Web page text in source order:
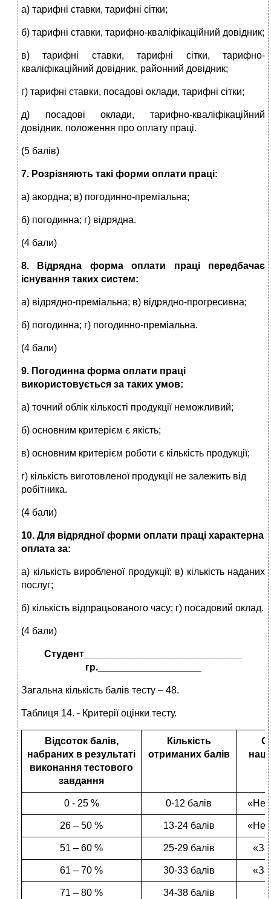
а) тарифні ставки, тарифні сітки;
б) тарифні ставки, тарифно-кваліфікаційний довідник;
в) тарифні ставки, тарифні сітки, тарифно-
кваліфікаційний довідник, районний довідник;
г) тарифні ставки, посадові оклади, тарифні сітки;
д) посадові оклади, тарифно-кваліфікаційний
довідник, положення про оплату праці.
(5 балів)
7. Розрізняють такі форми оплати праці:
а) акордна; в) погодинно-преміальна;
б) погодинна; г) відрядна.
(4 бали)
8. Відрядна форма оплати праці передбачає
існування таких систем:
а) відрядно-преміальна; в) відрядно-прогресивна;
б) погодинна; г) погодинно-преміальна.
(4 бали)
9. Погодинна форма оплати праці
використовується за таких умов:
а) точний облік кількості продукції неможливий;
б) основним критерієм є якість;
в) основним критерієм роботи є кількість продукції;
г) кількість виготовленої продукції не залежить від
робітника.
(4 бали)
10. Для відрядної форми оплати праці характерна
оплата за:
а) кількість виробленої продукції; в) кількість наданих
послуг;
б) кількість відпрацьованого часу; г) посадовий оклад.
(4 бали)
Студент_____________________________
гр.___________________
Загальна кількість балів тесту – 48.
Таблиця 14. - Критерії оцінки тесту.
Відсоток балів,
набраних в результаті
виконання тестового
завдання
Кількість
отриманих балів
0 - 25 % 0-12 балів
26 – 50 % 13-24 балів
51 – 60 % 25-29 балів
61 – 70 % 30-33 балів
71 – 80 % 34-38 балів